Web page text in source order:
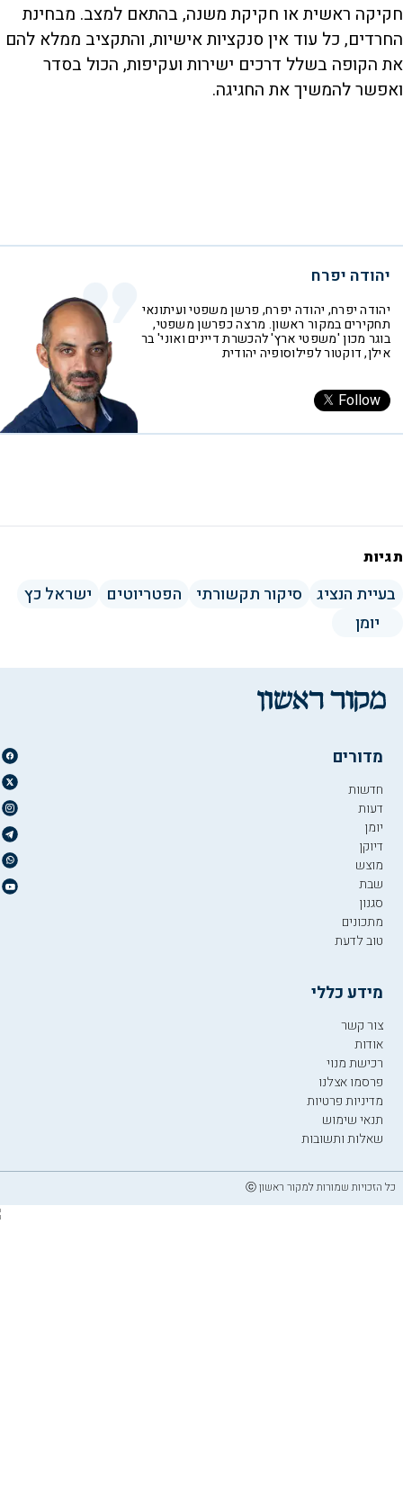
חקיקה ראשית או חקיקת משנה, בהתאם למצב. מבחינת
החרדים, כל עוד אין סנקציות אישיות, והתקציב ממלא להם
את הקופה בשלל דרכים ישירות ועקיפות, הכול בסדר
ואפשר להמשיך את החגיגה.
יהודה יפרח
יהודה יפרח, יהודה יפרח, פרשן משפטי ועיתונאי
תחקירים במקור ראשון. מרצה כפרשן משפטי,
בוגר מכון 'משפטי ארץ' להכשרת דיינים ואוני' בר
אילן, דוקטור לפילוסופיה יהודית
Follow
תגיות
בעיית הנציג סיקור תקשורתי הפטריוטים
ישראל כץ
יומן
מדורים
חדשות
דעות
יומן
דיוקן
מוצש
שבת
סגנון
מתכונים
טוב לדעת
מידע כללי
צור קשר
אודות
רכישת מנוי
פרסמו אצלנו
מדיניות פרטיות
תנאי שימוש
שאלות ותשובות
כל הזכויות שמורות למקור ראשון ⓒ